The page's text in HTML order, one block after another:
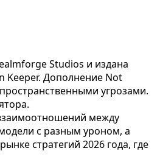
Studios и издана
Keeper. Дополнение Not
угрозами.
между
с разным уроном, а
стратегий 2026 года, где